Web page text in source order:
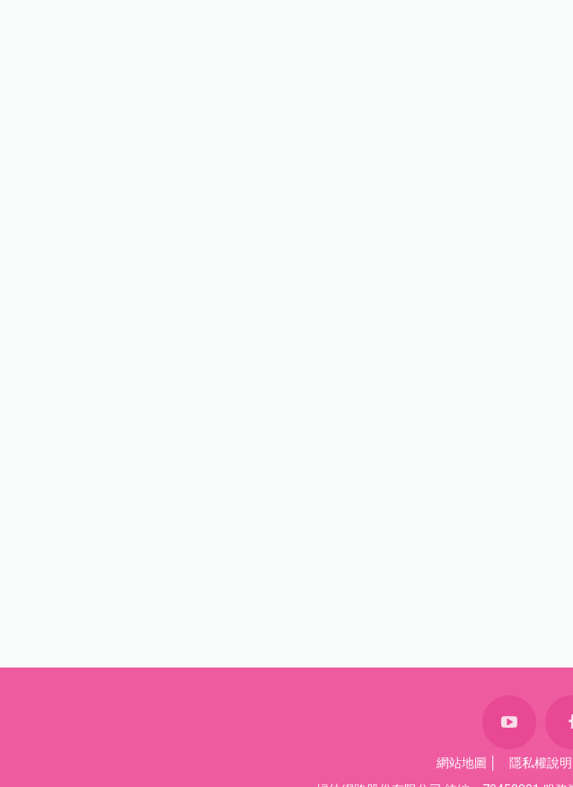
網站地圖 隱私權說明